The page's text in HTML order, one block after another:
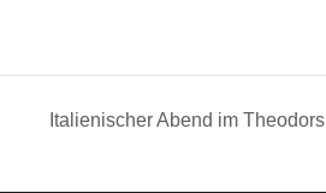
Italienischer Abend im Theodors